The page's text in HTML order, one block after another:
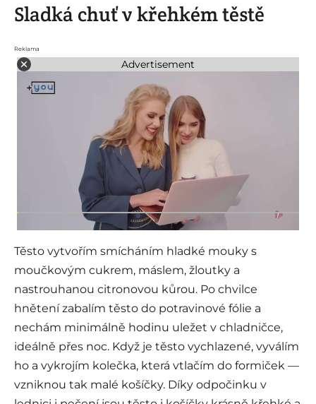
Sladká chuť v křehkém těstě
Reklama
Advertisement
Těsto vytvořím smícháním hladké mouky s
moučkovým cukrem, máslem, žloutky a
nastrouhanou citronovou kůrou. Po chvilce
hnětení zabalím těsto do potravinové fólie a
nechám minimálně hodinu uležet v chladničce,
ideálně přes noc. Když je těsto vychlazené, vyválím
ho a vykrojím kolečka, která vtlačím do formiček —
vzniknou tak malé košíčky. Díky odpočinku v